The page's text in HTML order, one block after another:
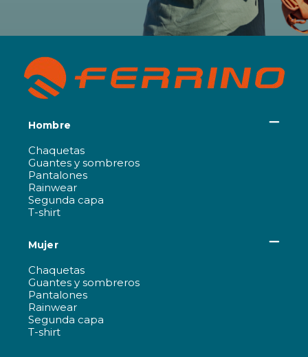
Hombre
Chaquetas
Guantes y sombreros
Pantalones
Rainwear
Segunda capa
T-shirt
Mujer
Chaquetas
Guantes y sombreros
Pantalones
Rainwear
Segunda capa
T-shirt